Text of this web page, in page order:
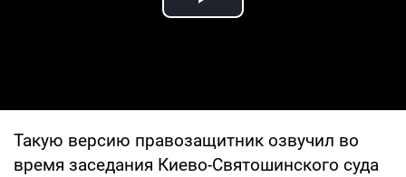
Play Video
Такую версию правозащитник озвучил во
время заседания Киево-Святошинского суда